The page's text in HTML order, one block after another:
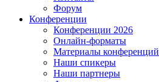
Форум
Конференции
Конференции 2026
Онлайн-форматы
Материалы конференций
Наши спикеры
Наши партнеры